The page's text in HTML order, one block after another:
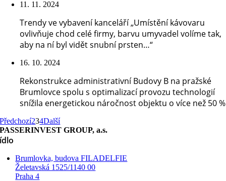
11. 11. 2024
Trendy ve vybavení kanceláří „Umístění kávovaru
ovlivňuje chod celé firmy, barvu umyvadel volíme tak,
aby na ní byl vidět snubní prsten…“
16. 10. 2024
Rekonstrukce administrativní Budovy B na pražské
Brumlovce spolu s optimalizací provozu technologií
snížila energetickou náročnost objektu o více než 50 %
Předchozí234Další
PASSERINVEST GROUP, a.s.
Brumlovka, budova FILADELFIE
Želetavská 1525/1140 00
Praha 4